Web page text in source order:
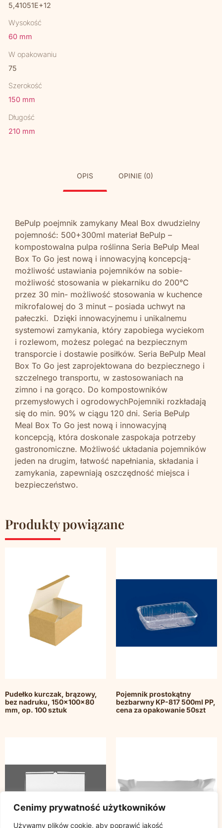
Cenimy prywatność użytkowników
Używamy plików cookie, aby poprawić jakość
5,41051E+12
Wysokość
60 mm
W opakowaniu
75
Szerokość
150 mm
Długość
210 mm
OPIS OPINIE (0)
BePulp poejmnik zamykany Meal Box dwudzielny
pojemność: 500+300ml materiał BePulp –
kompostowalna pulpa roślinna Seria BePulp Meal
Box To Go jest nową i innowacyjną koncepcją-
możliwość ustawiania pojemników na sobie-
możliwość stosowania w piekarniku do 200°C
przez 30 min- możliwość stosowania w kuchence
mikrofalowej do 3 minut – posiada uchwyt na
pałeczki. Dzięki innowacyjnemu i unikalnemu
systemowi zamykania, który zapobiega wyciekom
i rozlewom, możesz polegać na bezpiecznym
transporcie i dostawie posiłków. Seria BePulp Meal
Box To Go jest zaprojektowana do bezpiecznego i
szczelnego transportu, w zastosowaniach na
zimno i na gorąco. Do kompostowników
przemysłowych i ogrodowychPojemniki rozkładają
się do min. 90% w ciągu 120 dni. Seria BePulp
Meal Box To Go jest nową i innowacyjną
koncepcją, która doskonale zaspokaja potrzeby
gastronomiczne. Możliwość układania pojemników
jeden na drugim, łatwość napełniania, składania i
zamykania, zapewniają oszczędność miejsca i
bezpieczeństwo.
Produkty powiązane
Pudełko kurczak, brązowy,
bez nadruku, 150x100x80
mm, op. 100 sztuk
Pojemnik prostokątny
bezbarwny KP-817 500ml PP,
cena za opakowanie 50szt